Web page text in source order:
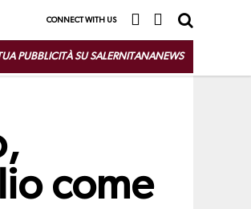
CONNECT WITH US
PUBBLICITÀ SU SALERNITANANEWS
come